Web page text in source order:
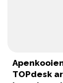
TOPdesk